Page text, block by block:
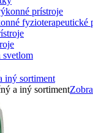
fyzioterapeutické
iný sortiment
a iný sortiment